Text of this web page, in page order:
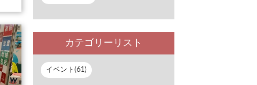
カテゴリーリスト
イベント(61)